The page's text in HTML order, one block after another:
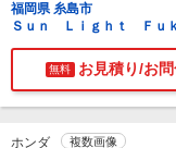
福岡県 糸島市
Ｓｕｎ Ｌｉｇｈｔ Ｆｕ
無料 お見積り/お
ホンダ 複数画像